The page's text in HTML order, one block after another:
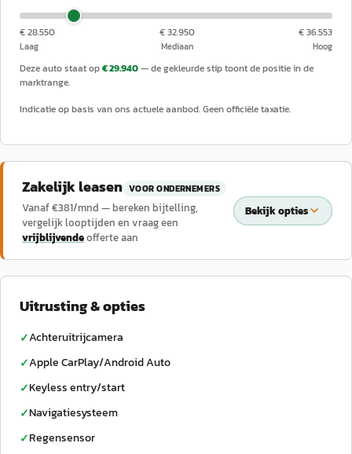
€ 28.550
Laag
€ 32.950
Mediaan
€ 36.553
Hoog
Deze auto staat op€ 29.940— de gekleurde stip toont de positie in de
marktrange.
Indicatie op basis van ons actuele aanbod. Geen officiële taxatie.
Zakelijk leasen VOOR ONDERNEMERS
Vanaf €381/mnd — bereken bijtelling,
vergelijk looptijden en vraag een
vrijblijvendeofferte aan
Bekijk opties
Uitrusting & opties
✓Achteruitrijcamera
✓Apple CarPlay/Android Auto
✓Keyless entry/start
✓Navigatiesysteem
✓Regensensor